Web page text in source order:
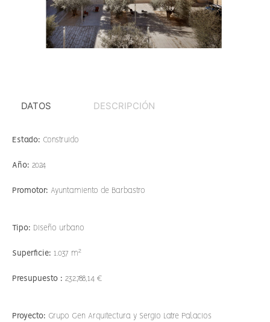
DATOS DESCRIPCIÓN
Estado: Construido
Año: 2024
Promotor: Ayuntamiento de Barbastro
Tipo: Diseño urbano
Superficie: 1.037 m2
Presupuesto : 232.788,14 €
Proyecto: Grupo Gen Arquitectura y Sergio Latre Palacios